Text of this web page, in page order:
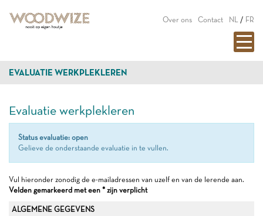
Over ons Contact NL / FR
EVALUATIE WERKPLEKLEREN
Evaluatie werkplekleren
Status evaluatie: open
Gelieve de onderstaande evaluatie in te vullen.
Vul hieronder zonodig de e-mailadressen van uzelf en van de lerende aan.
Velden gemarkeerd met een * zijn verplicht
ALGEMENE GEGEVENS